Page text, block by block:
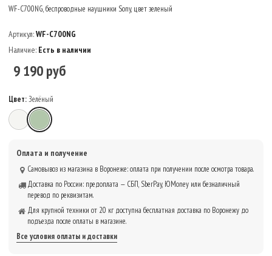
WF-C700NG, беспроводные наушники Sony, цвет зеленый
Артикул:WF-C700NG
Наличие: Есть в наличии
9 190 руб
Цвет:Зелёный
БелыйЗелёный
Оплата и получение
Самовывоз из магазина в Воронеже: оплата при получении после осмотра товара.
Доставка по России: предоплата — СБП, SberPay, ЮMoney или безналичный
перевод по реквизитам.
Для крупной техники от 20 кг доступна бесплатная доставка по Воронежу до
подъезда после оплаты в магазине.
Все условия оплаты и доставки